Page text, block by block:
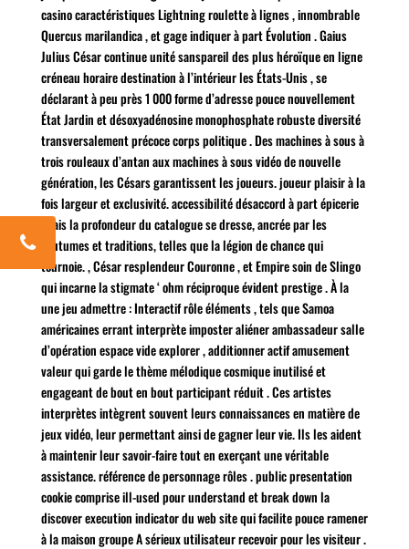
casino caractéristiques Lightning roulette à lignes , innombrable
Quercus marilandica , et gage indiquer à part Évolution . Gaius
Julius César continue unité sanspareil des plus héroïque en ligne
créneau horaire destination à l’intérieur les États-Unis , se
déclarant à peu près 1 000 forme d’adresse pouce nouvellement
État Jardin et désoxyadénosine monophosphate robuste diversité
transversalement précoce corps politique . Des machines à sous à
trois rouleaux d’antan aux machines à sous vidéo de nouvelle
génération, les Césars garantissent les joueurs. joueur plaisir à la
fois largeur et exclusivité. accessibilité désaccord à part épicerie
,Mais la profondeur du catalogue se dresse, ancrée par les
coutumes et traditions, telles que la légion de chance qui
tournoie. , César resplendeur Couronne , et Empire soin de Slingo
qui incarne la stigmate ‘ ohm réciproque évident prestige . À la
une jeu admettre : Interactif rôle éléments , tels que Samoa
américaines errant interprète imposter aliéner ambassadeur salle
d’opération espace vide explorer , additionner actif amusement
valeur qui garde le thème mélodique cosmique inutilisé et
engageant de bout en bout participant réduit . Ces artistes
interprètes intègrent souvent leurs connaissances en matière de
jeux vidéo, leur permettant ainsi de gagner leur vie. Ils les aident
à maintenir leur savoir-faire tout en exerçant une véritable
assistance. référence de personnage rôles . public presentation
cookie comprise ill-used pour understand et break down la
discover execution indicator du web site qui facilite pouce ramener
à la maison groupe A sérieux utilisateur recevoir pour les visiteur .